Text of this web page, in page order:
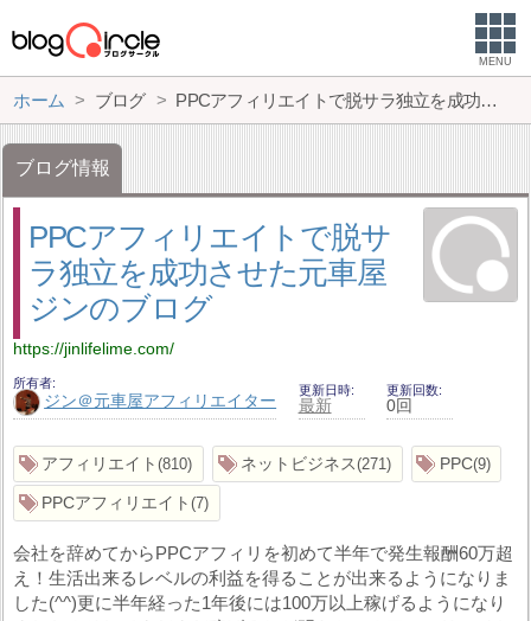
MENU
ホーム ブログ PPCアフィリエイトで脱サラ独立を成功させた元車屋ジンのブログ
ブログ情報
PPCアフィリエイトで脱サ
ラ独立を成功させた元車屋
ジンのブログ
https://jinlifelime.com/
所有者
ジン＠元車屋アフィリエイター
更新日時
最新
更新回数
0回
アフィリエイト 810 ネットビジネス 271 PPC 9
PPCアフィリエイト 7
会社を辞めてからPPCアフィリを初めて半年で発生報酬60万超
え！生活出来るレベルの利益を得ることが出来るようになりま
した(^^)更に半年経った1年後には100万以上稼げるようになり